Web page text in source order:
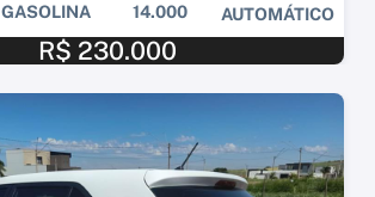
GASOLINA 14.000 AUTOMÁTICO
R$ 230.000